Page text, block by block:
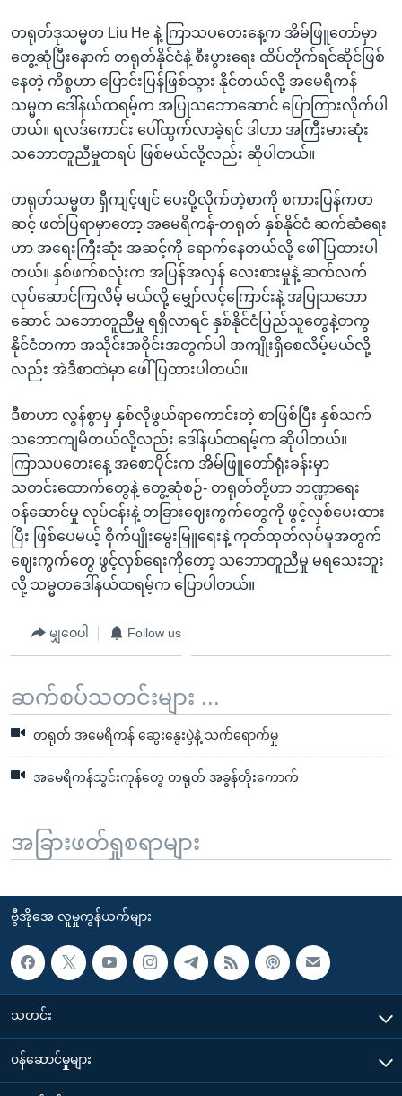
ရန်
ရှာဖွေ
ရန်
နေရာ
သို့
ကျော်
ဘာသာစကားများ
တရုတ်ဒုသမ္မတ Liu He နဲ့ ကြာသပတေးနေ့က အိမ်ဖြူတော်မှာ
တွေ့ဆုံပြီးနောက် တရုတ်နိုင်ငံနဲ့ စီးပွားရေး ထိပ်တိုက်ရင်ဆိုင်ဖြစ်
နေတဲ့ ကိစ္စဟာ ပြောင်းပြန်ဖြစ်သွား နိုင်တယ်လို့ အမေရိကန်
သမ္မတ ဒေါ်နယ်ထရမ့်က အပြုသဘောဆောင် ပြောကြားလိုက်ပါ
တယ်။ ရလဒ်ကောင်း ပေါ်ထွက်လာခဲ့ရင် ဒါဟာ အကြီးမားဆုံး
သဘောတူညီမှုတရပ် ဖြစ်မယ်လို့လည်း ဆိုပါတယ်။
တရုတ်သမ္မတ ရှီကျင့်ဖျင် ပေးပို့လိုက်တဲ့စာကို စကားပြန်ကတ
ဆင့် ဖတ်ပြရာမှာတော့ အမေရိကန်-တရုတ် နှစ်နိုင်ငံ ဆက်ဆံရေး
ဟာ အရေးကြီးဆုံး အဆင့်ကို ရောက်နေတယ်လို့ ဖေါ်ပြထားပါ
တယ်။ နှစ်ဖက်စလုံးက အပြန်အလှန် လေးစားမှုနဲ့ ဆက်လက်
လုပ်ဆောင်ကြလိမ့် မယ်လို့ မျှော်လင့်ကြောင်းနဲ့ အပြုသဘော
ဆောင် သဘောတူညီမှု ရရှိလာရင် နှစ်နိုင်ငံပြည်သူတွေနဲ့တကွ
နိုင်ငံတကာ အသိုင်းအဝိုင်းအတွက်ပါ အကျိုးရှိစေလိမ့်မယ်လို့
လည်း အဲဒီစာထဲမှာ ဖေါ်ပြထားပါတယ်။
ဒီစာဟာ လွန်စွာမှ နှစ်လိုဖွယ်ရာကောင်းတဲ့ စာဖြစ်ပြီး နှစ်သက်
သဘောကျမိတယ်လို့လည်း ဒေါ်နယ်ထရမ့်က ဆိုပါတယ်။
ကြာသပတေးနေ့ အစောပိုင်းက အိမ်ဖြူတော်ရုံးခန်းမှာ
သတင်းထောက်တွေနဲ့ တွေ့ဆုံစဉ်- တရုတ်တို့ဟာ ဘဏ္ဍာရေး
ဝန်ဆောင်မှု လုပ်ငန်းနဲ့ တခြားဈေးကွက်တွေကို ဖွင့်လှစ်ပေးထား
ပြီး ဖြစ်ပေမယ့် စိုက်ပျိုးမွေးမြူရေးနဲ့ ကုတ်ထုတ်လုပ်မှုအတွက်
ဈေးကွက်တွေ ဖွင့်လှစ်ရေးကိုတော့ သဘောတူညီမှု မရသေးဘူး
လို့ သမ္မတဒေါ်နယ်ထရမ့်က ပြောပါတယ်။
မျှဝေပါ Follow us
ဆက်စပ်သတင်းများ ...
တရုတ် အမေရိကန် ဆွေးနွေးပွဲနဲ့ သက်ရောက်မှု
အမေရိကန်သွင်းကုန်တွေ တရုတ် အခွန်တိုးကောက်
အခြားဖတ်ရှုစရာများ
ဗွီအိုအေ လူမှုကွန်ယက်များ
သတင်း
၀န်ဆောင်မှုများ